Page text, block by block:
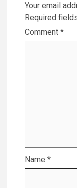
Your email
Required
Comment *
Name *